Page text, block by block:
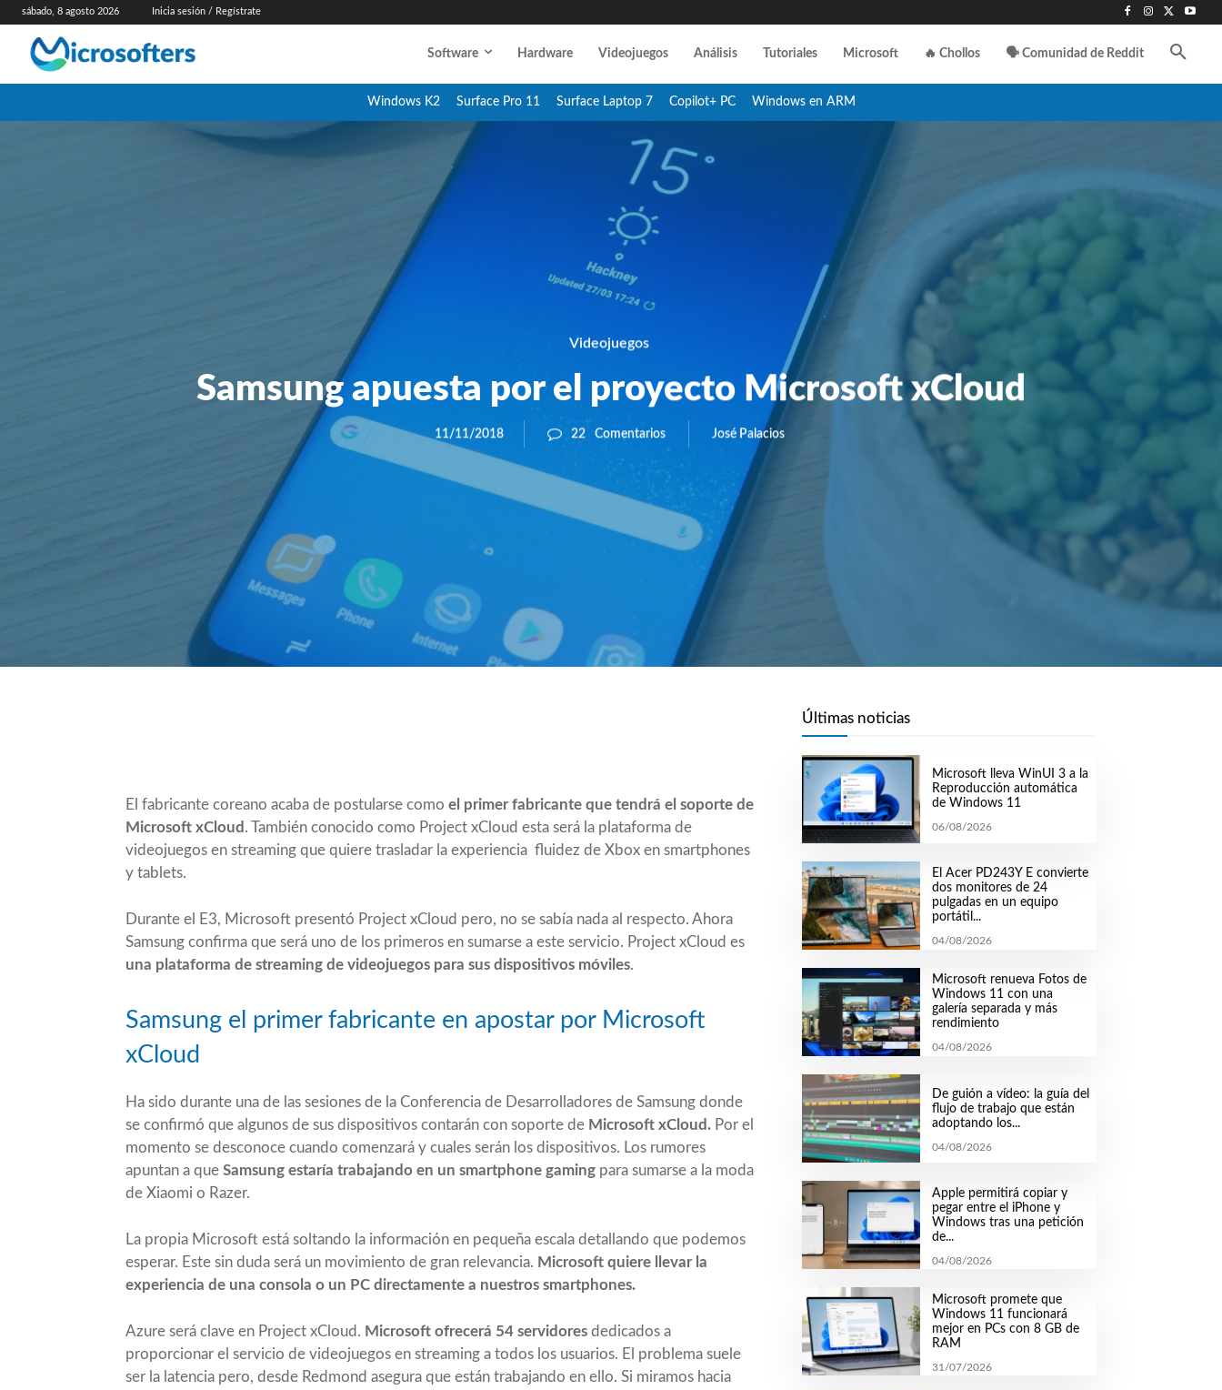
sábado, 8 agosto 2026 Inicia sesión / Regístrate
Software Hardware Videojuegos Análisis Tutoriales Microsoft 🔥 Chollos 🗣️ Comunidad de Reddit
Windows K2 Surface Pro 11 Surface Laptop 7 Copilot+ PC Windows en ARM
Videojuegos
Samsung apuesta por el proyecto Microsoft xCloud
11/11/2018 22 Comentarios José Palacios
El fabricante coreano acaba de postularse como el primer fabricante que tendrá el soporte de
Microsoft xCloud . También conocido como Project xCloud esta será la plataforma de
videojuegos en streaming que quiere trasladar la experiencia fluidez de Xbox en smartphones
y tablets.
Durante el E3, Microsoft presentó Project xCloud pero, no se sabía nada al respecto. Ahora
Samsung confirma que será uno de los primeros en sumarse a este servicio. Project xCloud es
una plataforma de streaming de videojuegos para sus dispositivos móviles.
Samsung el primer fabricante en apostar por Microsoft
xCloud
Ha sido durante una de las sesiones de la Conferencia de Desarrolladores de Samsung donde
se confirmó que algunos de sus dispositivos contarán con soporte de Microsoft xCloud. Por el
momento se desconoce cuando comenzará y cuales serán los dispositivos. Los rumores
apuntan a que Samsung estaría trabajando en un smartphone gaming para sumarse a la moda
de Xiaomi o Razer.
La propia Microsoft está soltando la información en pequeña escala detallando que podemos
esperar. Este sin duda será un movimiento de gran relevancia. Microsoft quiere llevar la
experiencia de una consola o un PC directamente a nuestros smartphones.
Azure será clave en Project xCloud. Microsoft ofrecerá 54 servidores dedicados a
proporcionar el servicio de videojuegos en streaming a todos los usuarios. El problema suele
ser la latencia pero, desde Redmond asegura que están trabajando en ello. Si miramos hacia
Últimas noticias
Microsoft lleva WinUI 3 a la
Reproducción automática
de Windows 11
06/08/2026
El Acer PD243Y E convierte
dos monitores de 24
pulgadas en un equipo
portátil...
04/08/2026
Microsoft renueva Fotos de
Windows 11 con una
galería separada y más
rendimiento
04/08/2026
De guión a vídeo: la guía del
flujo de trabajo que están
adoptando los...
04/08/2026
Apple permitirá copiar y
pegar entre el iPhone y
Windows tras una petición
de...
04/08/2026
Microsoft promete que
Windows 11 funcionará
mejor en PCs con 8 GB de
RAM
31/07/2026